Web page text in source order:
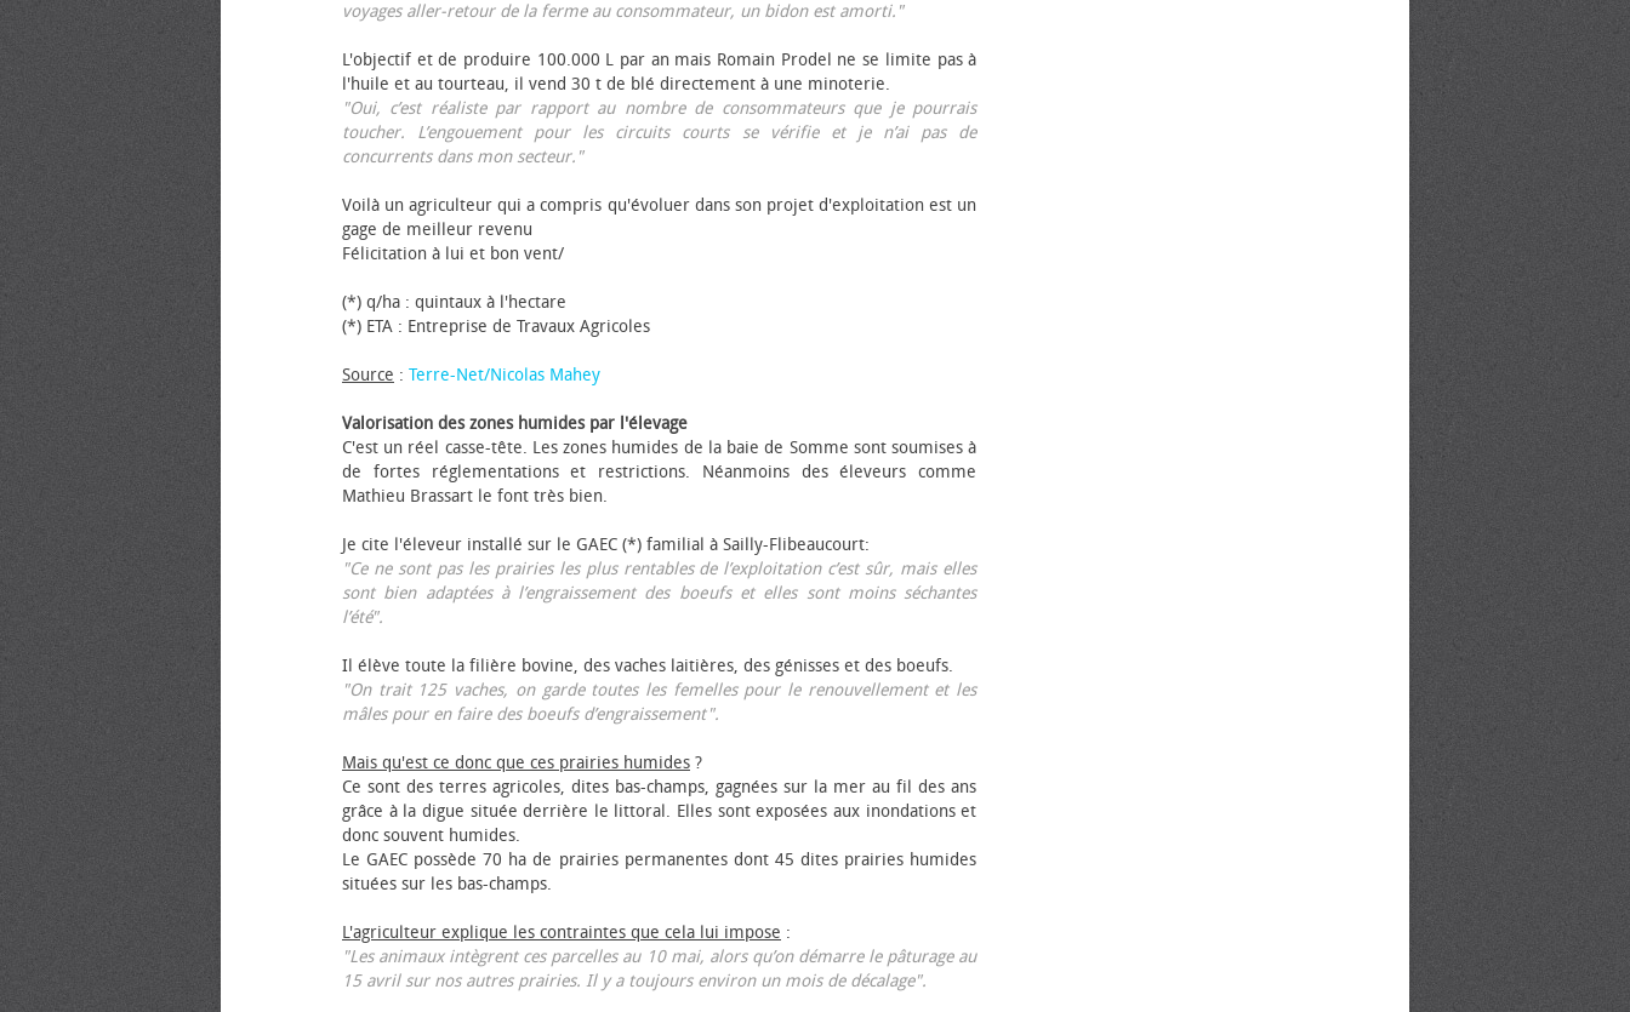
voyages aller-retour de la ferme au consommateur, un bidon est amorti."
L'objectif et de produire 100.000 L par an mais Romain Prodel ne se limite pas à
l'huile et au tourteau, il vend 30 t de blé directement à une minoterie.
"Oui, c’est réaliste par rapport au nombre de consommateurs que je pourrais
toucher. L’engouement pour les circuits courts se vérifie et je n’ai pas de
concurrents dans mon secteur."
Voilà un agriculteur qui a compris qu'évoluer dans son projet d'exploitation est un
gage de meilleur revenu
Félicitation à lui et bon vent/
(*) q/ha : quintaux à l'hectare
(*) ETA : Entreprise de Travaux Agricoles
Source : Terre-Net/Nicolas Mahey
Valorisation des zones humides par l'élevage
C'est un réel casse-tête. Les zones humides de la baie de Somme sont soumises à
de fortes réglementations et restrictions. Néanmoins des éleveurs comme
Mathieu Brassart le font très bien.
Je cite l'éleveur installé sur le GAEC (*) familial à Sailly-Flibeaucourt:
"Ce ne sont pas les prairies les plus rentables de l’exploitation c’est sûr, mais elles
sont bien adaptées à l’engraissement des bœufs et elles sont moins séchantes
l’été".
Il élève toute la filière bovine, des vaches laitières, des génisses et des bœufs.
"On trait 125 vaches, on garde toutes les femelles pour le renouvellement et les
mâles pour en faire des bœufs d’engraissement".
Mais qu'est ce donc que ces prairies humides ?
Ce sont des terres agricoles, dites bas-champs, gagnées sur la mer au fil des ans
grâce à la digue située derrière le littoral. Elles sont exposées aux inondations et
donc souvent humides.
Le GAEC possède 70 ha de prairies permanentes dont 45 dites prairies humides
situées sur les bas-champs.
L'agriculteur explique les contraintes que cela lui impose :
"Les animaux intègrent ces parcelles au 10 mai, alors qu’on démarre le pâturage au
15 avril sur nos autres prairies. Il y a toujours environ un mois de décalage".